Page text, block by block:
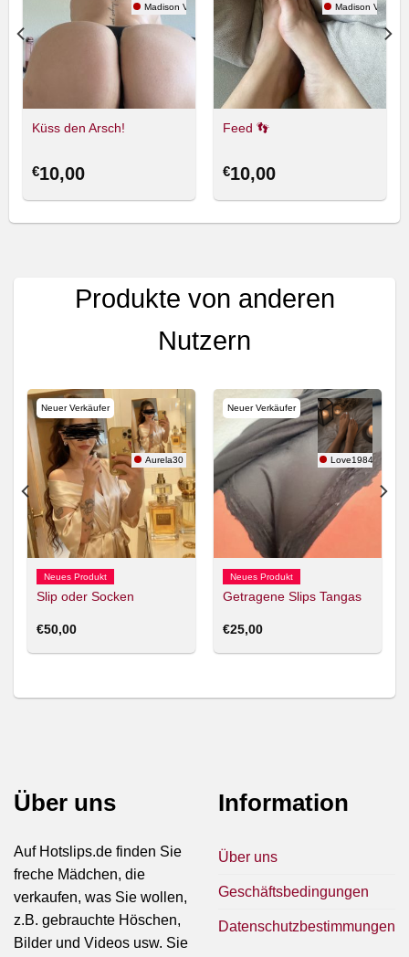
Madison Velvet
Küss den Arsch!
€10,00
Madison Velvet
Feed 👣
€10,00
Produkte von anderen
Nutzern
Neuer Verkäufer
Aurela30
Neues Produkt
Slip oder Socken
€50,00
Neuer Verkäufer
Love1984
Neues Produkt
Getragene Slips Tangas
€25,00
Über uns
Auf Hotslips.de finden Sie
freche Mädchen, die
verkaufen, was Sie wollen,
z.B. gebrauchte Höschen,
Bilder und Videos usw. Sie
Information
Über uns
Geschäftsbedingungen
Datenschutzbestimmungen